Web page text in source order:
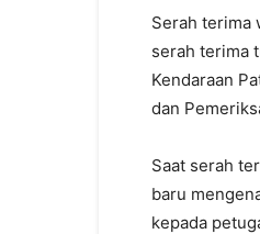
Serah terima
serah terima
Kendaraan
dan
Saat serah
baru
kepada